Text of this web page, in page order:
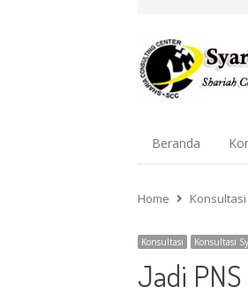
Beranda
Home
Konsultasi
Konsultasi Konsultasi
Jadi